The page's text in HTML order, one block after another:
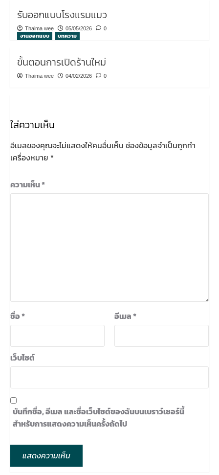
รับออกแบบโรงแรมแมว
Thaima wee 05/05/2026 0
งานออกแบบ บทความ
ขั้นตอนการเปิดร้านใหม่
Thaima wee 04/02/2026 0
ใส่ความเห็น
อีเมลของคุณจะไม่แสดงให้คนอื่นเห็น ช่องข้อมูลจำเป็นถูกทำ
เครื่องหมาย *
ความเห็น*
ชื่อ* อีเมล*
เว็บไซต์
บันทึกชื่อ, อีเมล และชื่อเว็บไซต์ของฉันบนเบราว์เซอร์นี้
สำหรับการแสดงความเห็นครั้งถัดไป